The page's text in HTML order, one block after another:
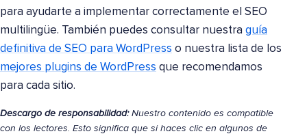
para ayudarte a implementar correctamente el SEO
multilingüe. También puedes consultar nuestra guía
definitiva de SEO para WordPress o nuestra lista de los
mejores plugins de WordPress que recomendamos
para cada sitio.
Descargo de responsabilidad:Nuestro contenido es compatible
con los lectores. Esto significa que si haces clic en algunos de